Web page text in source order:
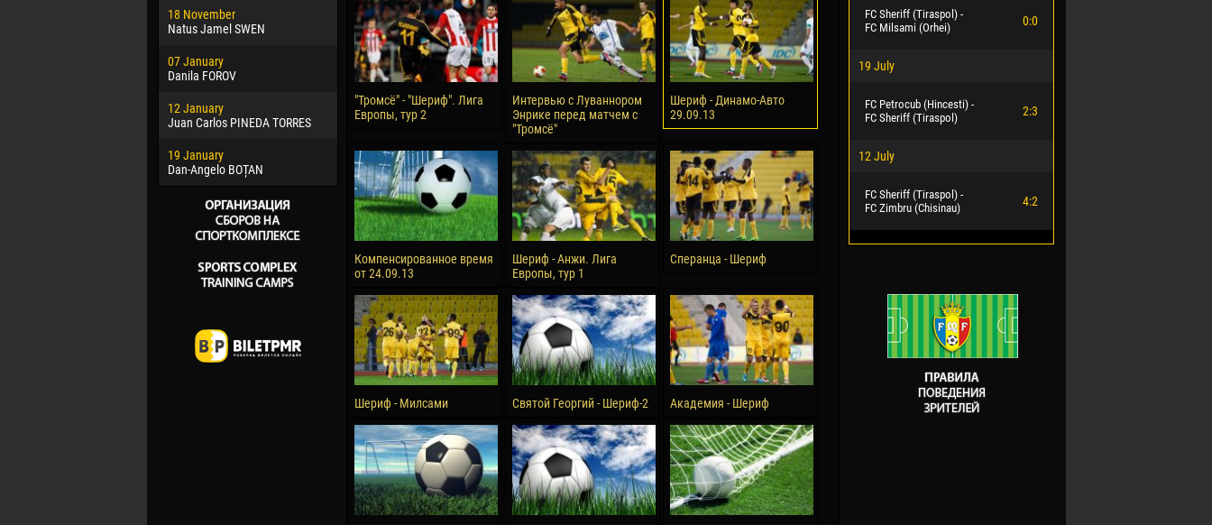
18 November
Natus Jamel SWEN
07 January
Danila FOROV
12 January
Juan Carlos PINEDA TORRES
19 January
Dan-Angelo BOȚAN
Jayder Moreno ASPRILLA
22 March
Samba KONÉ
26 March
Vitor Hugo Morais de OLIVEIRA
Raí LOPES DE OLIVEIRA
Victor CIUMAȘU
28 June
Soumaila MAGASSOUBA
Bourama FOMBA
Ivan DYULGEROV
"Тромсё" - "Шериф". Лига
Европы, тур 2
Интервью с Луваннором
Энрике перед матчем с
"Тромсё"
Шериф - Динамо-Авто
29.09.13
Компенсированное время
от 24.09.13
Шериф - Анжи. Лига
Европы, тур 1
Сперанца - Шериф
Шериф - Милсами Святой Георгий - Шериф-2 Академия - Шериф
FC Sheriff (Tiraspol) -
FC Milsami (Orhei)
0:0
19 July
FC Petrocub (Hincesti) -
FC Sheriff (Tiraspol)
2:3
12 July
FC Sheriff (Tiraspol) -
FC Zimbru (Chisinau)
4:2